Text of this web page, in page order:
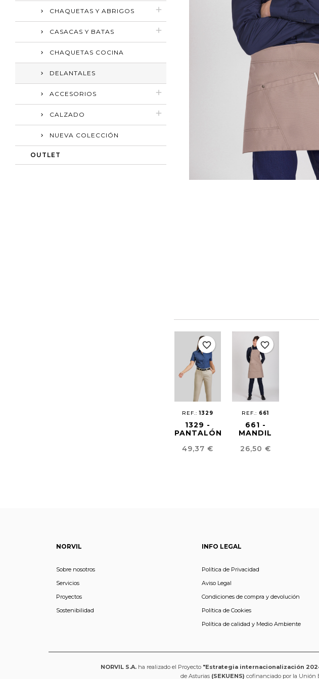
CHAQUETAS Y ABRIGOS
CASACAS Y BATAS
CHAQUETAS COCINA
DELANTALES
ACCESORIOS
CALZADO
NUEVA COLECCIÓN
OUTLET
REF.:1329
1329 -
PANTALÓN
SKINNY
Precio
49,37 €
favorite_border
REF.: 661
661 -
MANDIL
Precio
26,50 €
favorite_border
NORVIL
Sobre nosotros
Servicios
Proyectos
Sostenibilidad
INFO LEGAL
Política de Privacidad
Aviso Legal
Condiciones de compra y devolución
Política de Cookies
Política de calidad y Medio Ambiente
NORVIL S.A.ha realizado el Proyecto "Estrategia internacionalización
de Asturias (SEKUENS) cofinanciado por la Unión